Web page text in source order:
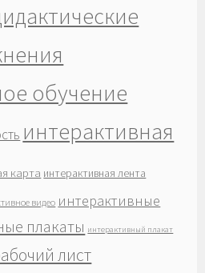
обучение
интерактивная
карта интерактивная лента
видео интерактивные
плакаты интерактивный плакат
лист